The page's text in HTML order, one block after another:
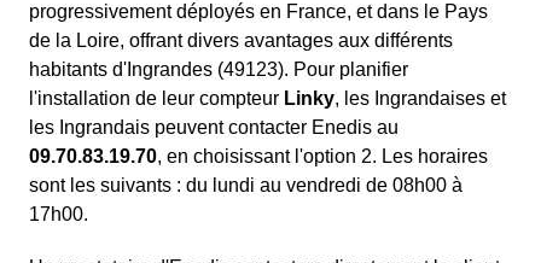
progressivement déployés en France, et dans le Pays
de la Loire, offrant divers avantages aux différents
habitants d'Ingrandes (49123). Pour planifier
l'installation de leur compteur Linky, les Ingrandaises et
les Ingrandais peuvent contacter Enedis au
09.70.83.19.70, en choisissant l'option 2. Les horaires
sont les suivants : du lundi au vendredi de 08h00 à
17h00.